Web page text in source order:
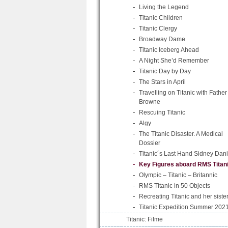
Living the Legend
Titanic Children
Titanic Clergy
Broadway Dame
Titanic Iceberg Ahead
A Night She’d Remember
Titanic Day by Day
The Stars in April
Travelling on Titanic with Father
Browne
Rescuing Titanic
Algy
The Titanic Disaster. A Medical
Dossier
Titanic´s Last Hand Sidney
Key Figures aboard RMS
Olympic – Titanic – Britannic
RMS Titanic in 50 Objects
Recreating Titanic and her
Titanic Expedition Summer 2021
Titanic: Filme